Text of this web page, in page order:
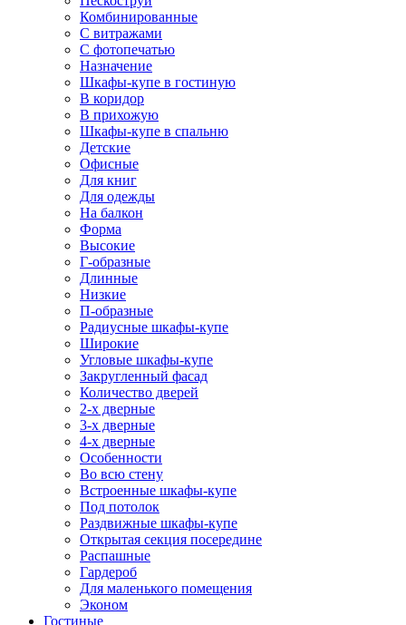
Комбинированные
С витражами
С фотопечатью
Назначение
Шкафы-купе в гостиную
В коридор
В прихожую
Шкафы-купе в спальню
Детские
Офисные
Для книг
Для одежды
На балкон
Форма
Высокие
Г-образные
Длинные
Низкие
П-образные
Радиусные шкафы-купе
Широкие
Угловые шкафы-купе
Закругленный фасад
Количество дверей
2-х дверные
3-х дверные
4-х дверные
Особенности
Во всю стену
Встроенные шкафы-купе
Под потолок
Раздвижные шкафы-купе
Открытая секция посередине
Распашные
Гардероб
Для маленького помещения
Эконом
Гостиные